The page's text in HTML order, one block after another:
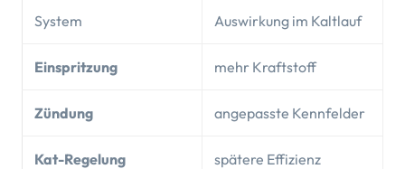
System Auswirkung im Kaltlauf
Einspritzung mehr Kraftstoff
Zündung angepasste Kennfelder
Kat-Regelung spätere Effizienz